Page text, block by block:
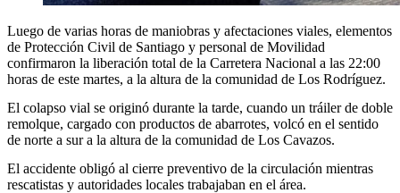
Luego de varias horas de maniobras y afectaciones viales, elementos
de Protección Civil de Santiago y personal de Movilidad
confirmaron la liberación total de la Carretera Nacional a las 22:00
horas de este martes, a la altura de la comunidad de Los Rodríguez.
El colapso vial se originó durante la tarde, cuando un tráiler de doble
remolque, cargado con productos de abarrotes, volcó en el sentido
de norte a sur a la altura de la comunidad de Los Cavazos.
El accidente obligó al cierre preventivo de la circulación mientras
rescatistas y autoridades locales trabajaban en el área.